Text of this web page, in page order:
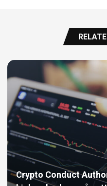
Crypto Conduct